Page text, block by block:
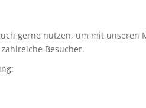
gerne nutzen, um mit unseren
Besucher.